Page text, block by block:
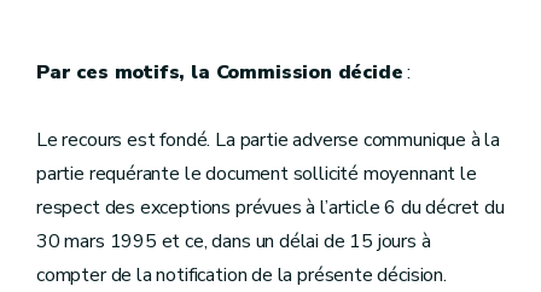
Par ces motifs, la Commission décide:
Le recours est fondé. La partie adverse communique à la
partie requérante le document sollicité moyennant le
respect des exceptions prévues à l’article 6 du décret du
30 mars 1995 et ce, dans un délai de 15 jours à
compter de la notification de la présente décision.